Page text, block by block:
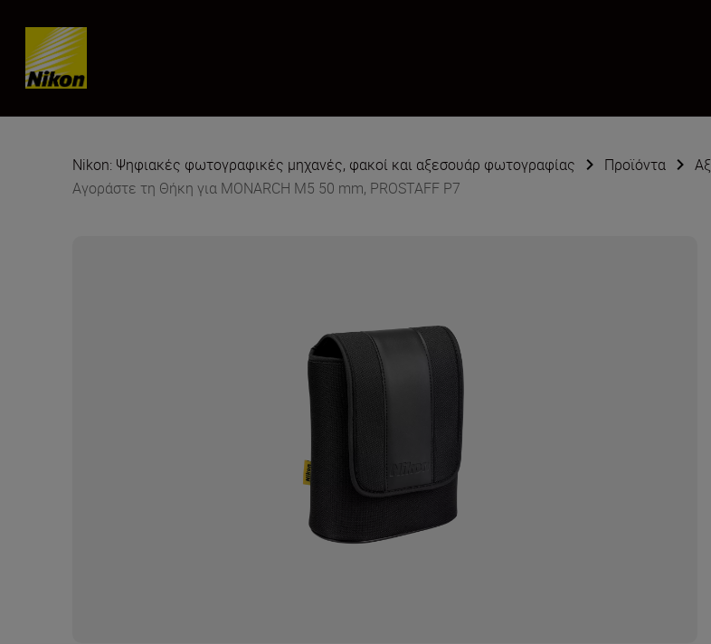
Skip content
Nikon: Ψηφιακές φωτογραφικές μηχανές, φακοί και αξεσουάρ φωτογραφίας Προϊόντα
Αγοράστε τη Θήκη για MONARCH M5 50 mm, PROSTAFF P7